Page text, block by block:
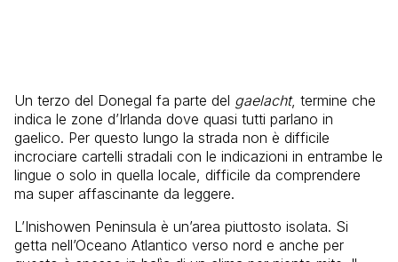
Un terzo del Donegal fa parte del gaelacht, termine che
indica le zone d’Irlanda dove quasi tutti parlano in
gaelico. Per questo lungo la strada non è difficile
incrociare cartelli stradali con le indicazioni in entrambe le
lingue o solo in quella locale, difficile da comprendere
ma super affascinante da leggere.
L’Inishowen Peninsula è un’area piuttosto isolata. Si
getta nell’Oceano Atlantico verso nord e anche per